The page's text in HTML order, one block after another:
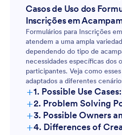
Casos de Uso dos
Inscrições em
Formulários para Inscrições
atendem a uma ampla
dependendo do tipo de
necessidades específicas dos
participantes. Veja como
adaptados a diferentes
+1. Possible Use Cases:
+2. Problem Solving
+3. Possible Owners
+4. Differences of